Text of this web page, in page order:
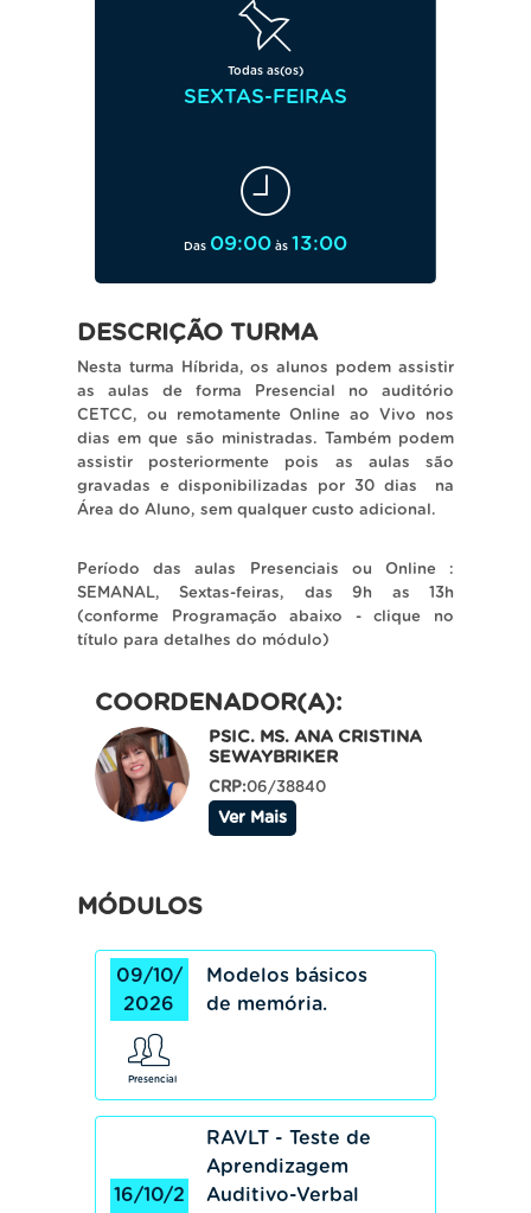
Todas as(os)
SEXTAS-FEIRAS
Das 09:00às 13:00
DESCRIÇÃO TURMA
Nesta turma Híbrida, os alunos podem assistir
as aulas de forma Presencial no auditório
CETCC, ou remotamente Online ao Vivo nos
dias em que são ministradas. Também podem
assistir posteriormente pois as aulas são
gravadas e disponibilizadas por 30 dias na
Área do Aluno, sem qualquer custo adicional.
Período das aulas Presenciais ou Online :
SEMANAL, Sextas-feiras, das 9h as 13h
(conforme Programação abaixo - clique no
título para detalhes do módulo)
COORDENADOR(A):
PSIC. MS. ANA CRISTINA
SEWAYBRIKER
CRP:06/38840
Ver Mais
MÓDULOS
09/10/
2026
Modelos básicos
de memória.
Presencial
16/10/2
RAVLT - Teste de
Aprendizagem
Auditivo-Verbal